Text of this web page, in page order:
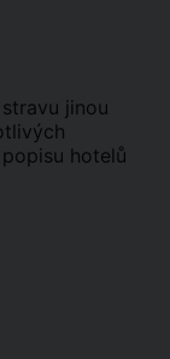
jinou
hotelů